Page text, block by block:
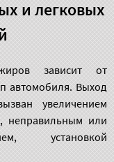
и легковых
зависит от
автомобиля. Выход
увеличением
неправильным или
установкой